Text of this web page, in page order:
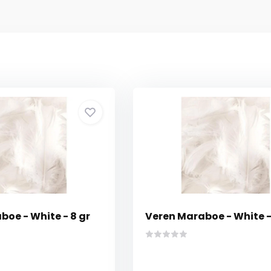
- White - 8 gr Veren Maraboe - White